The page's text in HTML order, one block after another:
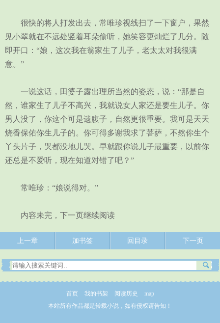
很快的将人打发出去，常唯珍视线扫了一下窗户，果然
见小翠就在不远处竖着耳朵偷听，她笑容更灿烂了几分。随
即开口：“娘，这次我在翁家生了儿子，老太太对我很满
意。”
一说这话，田婆子露出理所当然的姿态，说：“那是自
然，谁家生了儿子不高兴，我就说女人家还是要生儿子。你
男人没了，你这个可是遗腹子，自然更很重要。我可是天天
烧香保佑你生儿子的。你可得多谢我求了菩萨，不然你生个
丫头片子，哭都没地儿哭。早就跟你说儿子最重要，以前你
还总是不爱听，现在知道对错了吧？”
常唯珍：“娘说得对。”
内容未完，下一页继续阅读
上一章 加书签 回目录 下一页
首页 我的书架 阅读历史
map
本站所有作品都是转载小说，如有侵权请告知！